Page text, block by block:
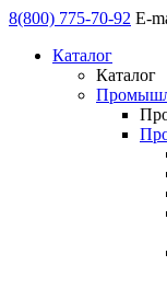
8(800) 775-70-92 E-
Каталог
Каталог